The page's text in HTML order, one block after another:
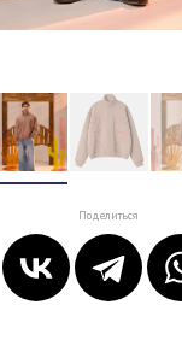
Поделиться